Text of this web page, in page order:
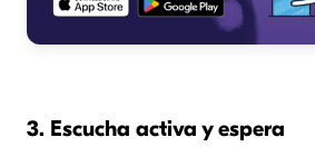
3. Escucha activa y espera